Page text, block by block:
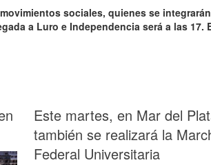
sociales, quienes se
a Luro e Independencia será a las 17.
Este martes, en Mar del
también se realizará la
Federal Universitaria